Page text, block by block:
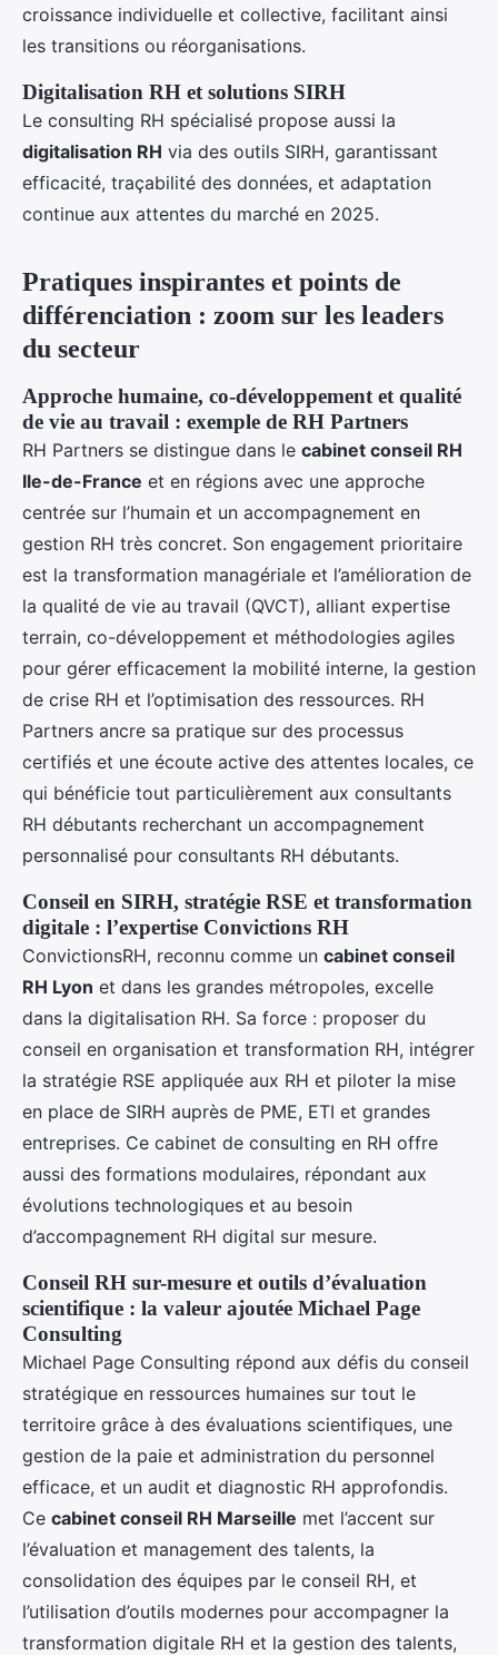
croissance individuelle et collective, facilitant ainsi
les transitions ou réorganisations.
Digitalisation RH et solutions SIRH
Le consulting RH spécialisé propose aussi la
digitalisation RH via des outils SIRH, garantissant
efficacité, traçabilité des données, et adaptation
continue aux attentes du marché en 2025.
Pratiques inspirantes et points de
différenciation : zoom sur les leaders
du secteur
Approche humaine, co-développement et qualité
de vie au travail : exemple de RH Partners
RH Partners se distingue dans le cabinet conseil RH
Ile-de-France et en régions avec une approche
centrée sur l’humain et un accompagnement en
gestion RH très concret. Son engagement prioritaire
est la transformation managériale et l’amélioration de
la qualité de vie au travail (QVCT), alliant expertise
terrain, co-développement et méthodologies agiles
pour gérer efficacement la mobilité interne, la gestion
de crise RH et l’optimisation des ressources. RH
Partners ancre sa pratique sur des processus
certifiés et une écoute active des attentes locales, ce
qui bénéficie tout particulièrement aux consultants
RH débutants recherchant un accompagnement
personnalisé pour consultants RH débutants.
Conseil en SIRH, stratégie RSE et transformation
digitale : l’expertise Convictions RH
ConvictionsRH, reconnu comme un cabinet conseil
RH Lyon et dans les grandes métropoles, excelle
dans la digitalisation RH. Sa force : proposer du
conseil en organisation et transformation RH, intégrer
la stratégie RSE appliquée aux RH et piloter la mise
en place de SIRH auprès de PME, ETI et grandes
entreprises. Ce cabinet de consulting en RH offre
aussi des formations modulaires, répondant aux
évolutions technologiques et au besoin
d’accompagnement RH digital sur mesure.
Conseil RH sur-mesure et outils d’évaluation
scientifique : la valeur ajoutée Michael Page
Consulting
Michael Page Consulting répond aux défis du conseil
stratégique en ressources humaines sur tout le
territoire grâce à des évaluations scientifiques, une
gestion de la paie et administration du personnel
efficace, et un audit et diagnostic RH approfondis.
Ce cabinet conseil RH Marseille met l’accent sur
l’évaluation et management des talents, la
consolidation des équipes par le conseil RH, et
l’utilisation d’outils modernes pour accompagner la
transformation digitale RH et la gestion des talents,